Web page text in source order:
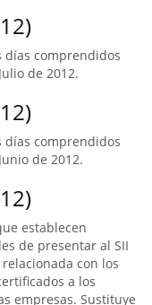
días comprendidos
de 2012.
días comprendidos
de 2012.
establecen
de presentar al SII
con los
a los
empresas. Sustituye